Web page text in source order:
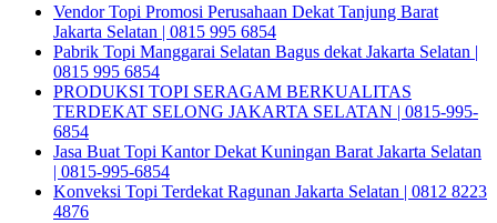
Vendor Topi Promosi Perusahaan Dekat Tanjung Barat
Jakarta Selatan | 0815 995 6854
Pabrik Topi Manggarai Selatan Bagus dekat Jakarta Selatan |
0815 995 6854
PRODUKSI TOPI SERAGAM BERKUALITAS
TERDEKAT SELONG JAKARTA SELATAN | 0815-995-
6854
Jasa Buat Topi Kantor Dekat Kuningan Barat Jakarta Selatan
| 0815-995-6854
Konveksi Topi Terdekat Ragunan Jakarta Selatan | 0812 8223
4876